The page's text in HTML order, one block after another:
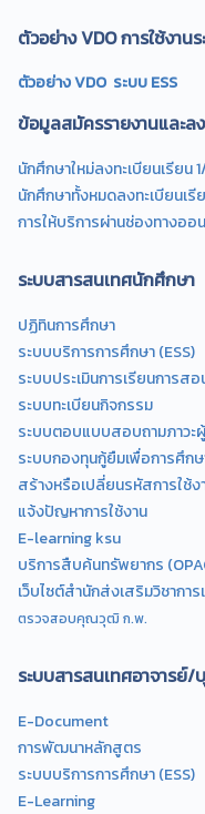
ตัวอย่าง VDO การใช้งาน
ตัวอย่าง VDO ระบบ ESS
ข้อมูลสมัครรายงานและล
นักศึกษาใหม่ลงทะเบียนเรียน
นักศึกษาทั้งหมดลงทะเบียนเรี
การให้บริการผ่านช่องทางออ
ระบบสารสนเทศนักศึกษา
ปฏิทินการศึกษา
ระบบบริการการศึกษา (ESS)
ระบบประเมินการเรียนการสอ
ระบบทะเบียนกิจกรรม
ระบบตอบแบบสอบถามภาวะ
ระบบกองทุนกู้ยืมเพื่อการศึก
สร้างหรือเปลี่ยนรหัสการใช้ง
แจ้งปัญหาการใช้งาน
E-learning ksu
บริการสืบค้นทรัพยากร
เว็บไซต์สำนักส่งเสริมวิชาการ
ตรวจสอบคุณวุฒิ ก.พ.
ระบบสารสนเทศอาจารย์/
E-Document
การพัฒนาหลักสูตร
ระบบบริการการศึกษา (ESS)
E-Learning